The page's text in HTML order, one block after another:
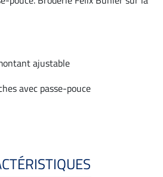
ajustable
avec passe-pouce